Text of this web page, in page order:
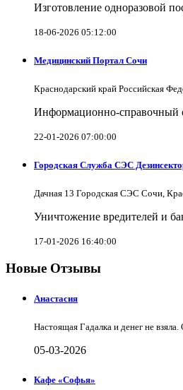
Изготовление одноразовой
18-06-2026 05:12:00
Медицинский Портал Сочи
Краснодарский край Российская
Информационно-справочный
22-01-2026 07:00:00
Городская Служба СЭС
Дачная 13 Городская СЭС Сочи,
Уничтожение вредителей и
17-01-2026 16:40:00
Новые Отзывы
Анастасия
Настоящая Гадалка и денег не
05-03-2026
Кафе «Софья»